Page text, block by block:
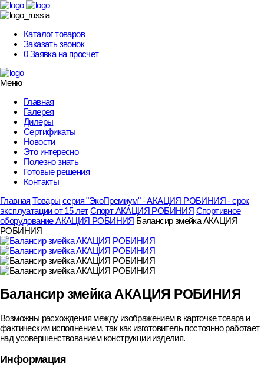
Skip
to
Каталог товаров
Заказать звонок
0 Заявка на просчет
Меню
Главная
Галерея
Дилеры
Сертификаты
Новости
Это интересно
Полезно знать
Готовые решения
Контакты
Главная Товары серия "ЭкоПремиум" - АКАЦИЯ РОБИНИЯ - срок
эксплуатации от 15 лет Спорт АКАЦИЯ РОБИНИЯ Спортивное
оборудование АКАЦИЯ РОБИНИЯ Балансир змейка АКАЦИЯ
РОБИНИЯ
Балансир змейка АКАЦИЯ РОБИНИЯ
Возможны расхождения между изображением в карточке товара и
фактическим исполнением, так как изготовитель постоянно работает
над усовершенствованием конструкции изделия.
Информация